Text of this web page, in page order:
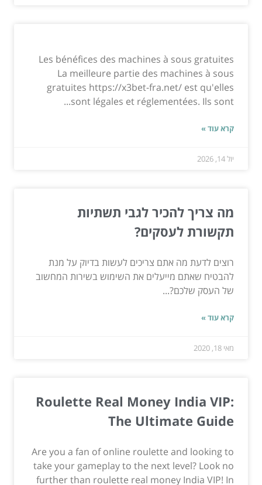
Les bénéfices des machines à sous gratuites
La meilleure partie des machines à sous
gratuites https://x3bet-fra.net/ est qu'elles
sont légales et réglementées. Ils sont...
קרא עוד »
יול 14, 2026
מה צריך להכיר לגבי תשתיות
תקשורת לעסקים?
רוצים לדעת מה אתם צריכים לעשות בדיוק על מנת
להבטיח שאתם מייעלים את השימוש בשירות המחשוב
של העסק שלכם?...
קרא עוד »
מאי 18, 2020
Roulette Real Money India VIP:
The Ultimate Guide
Are you a fan of online roulette and looking to
take your gameplay to the next level? Look no
further than roulette real money India VIP! In